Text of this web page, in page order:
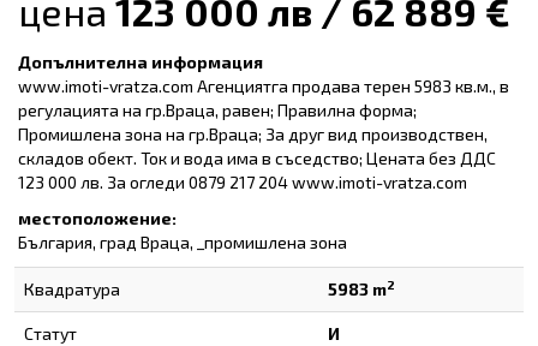
цена 123 000 лв / 62 889 €
Допълнителна информация
www.imoti-vratza.com Агенциятга продава терен 5983 кв.м., в
регулацията на гр.Враца, равен; Правилна форма;
Промишлена зона на гр.Враца; За друг вид производствен,
складов обект. Ток и вода има в съседство; Цената без ДДС
123 000 лв. За огледи 0879 217 204 www.imoti-vratza.com
местоположение:
България, град Враца, _промишлена зона
Квадратура 5983 m2
Статут И